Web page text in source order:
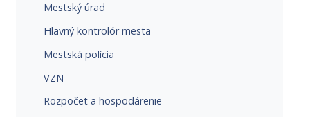
Mestský úrad
Hlavný kontrolór mesta
Mestská polícia
VZN
Rozpočet a hospodárenie